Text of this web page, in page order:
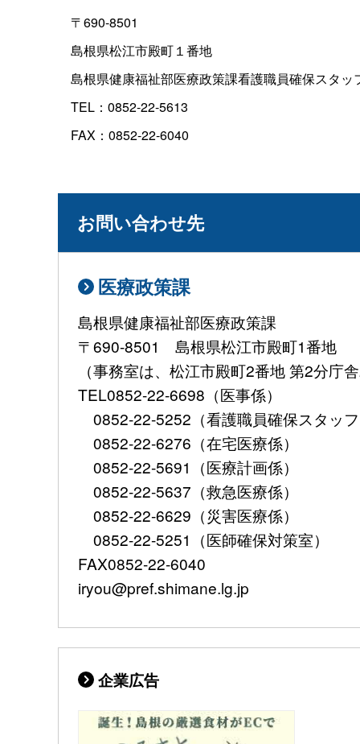
〒690-8501
島根県松江市殿町１番地
島根県健康福祉部医療政策課看護職員確保スタッ
TEL：0852-22-5613
FAX：0852-22-6040
お問い合わせ先
医療政策課
島根県健康福祉部医療政策課
〒690-8501 島根県松江市殿町1番地
（事務室は、松江市殿町2番地 第2分庁
TEL0852-22-6698（医事係）
0852-22-5252（看護職員確保スタッフ
0852-22-6276（在宅医療係）
0852-22-5691（医療計画係）
0852-22-5637（救急医療係）
0852-22-6629（災害医療係）
0852-22-5251（医師確保対策室）
FAX0852-22-6040
iryou@pref.shimane.lg.jp
企業広告